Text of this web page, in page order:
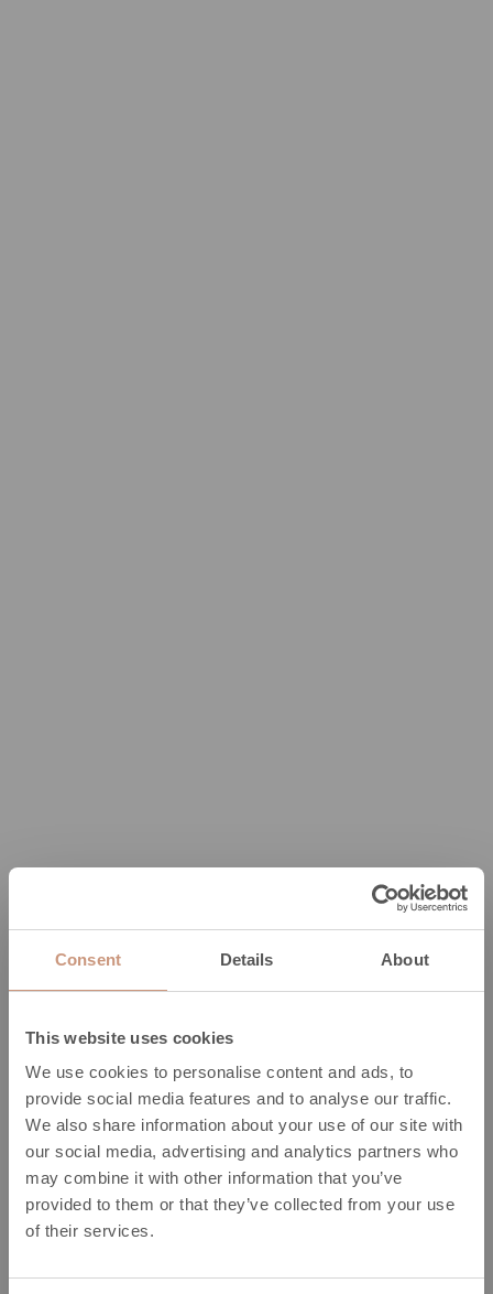
Consent Details About
This website uses cookies
We use cookies to personalise content and ads, to
provide social media features and to analyse our traffic.
We also share information about your use of our site with
our social media, advertising and analytics partners who
may combine it with other information that you’ve
provided to them or that they’ve collected from your use
of their services.
Sinun apunasi